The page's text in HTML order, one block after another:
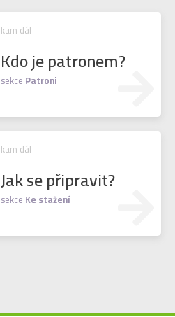
Kdo je patronem?
sekce Patroni
Jak se připravit?
sekce Ke stažení